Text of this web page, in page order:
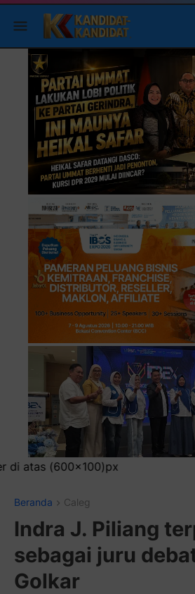
Beranda Caleg
Indra J. Piliang
sebagai juru
Golkar